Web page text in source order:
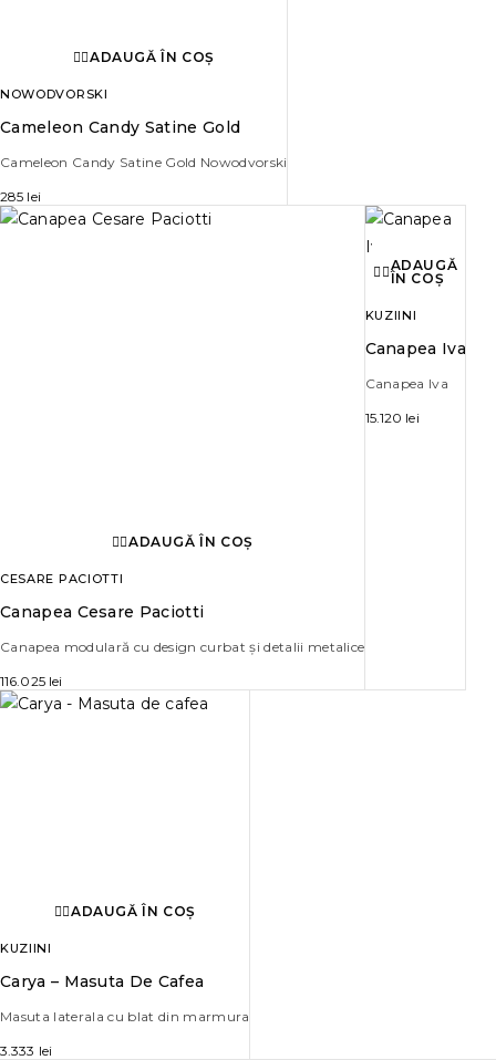
ADAUGĂ ÎN COȘ
NOWODVORSKI
Cameleon Candy Satine Gold
Cameleon Candy Satine Gold Nowodvorski
285 lei
ADAUGĂ ÎN COȘ
CESARE PACIOTTI
Canapea Cesare Paciotti
Canapea modulară cu design curbat și detalii metalice
116.025 lei
ADAUGĂ
ÎN COȘ
KUZIINI
Canapea Iva
Canapea Iva
15.120 lei
ADAUGĂ ÎN COȘ
KUZIINI
Carya – Masuta De Cafea
Masuta laterala cu blat din marmura
3.333 lei